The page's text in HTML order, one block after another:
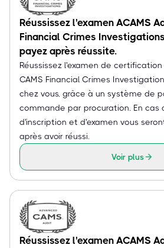
Réussissez l'examen ACAMS
Financial Crimes
payez après réussite.
Réussissez l'examen de certification
CAMS Financial Crimes
chez vous, grâce à un système de
commande par procuration. En cas
d'inscription et d'examen vous
après avoir réussi.
Voir plus
Réussissez l'examen ACAMS